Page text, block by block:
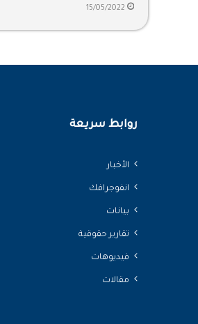
15/05/2022
روابط سريعة
الأخبار
انفوجرافك
بيانات
تقارير حقوقية
فيديوهات
مقالات